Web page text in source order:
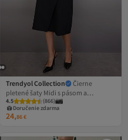
Trendyol Collection
Čierne
pletené šaty Midi s pásom a
trojštvrťovým rukávom
TWOAW26EL00145
4.5 (866)
Doručenie zdarma
24,86€